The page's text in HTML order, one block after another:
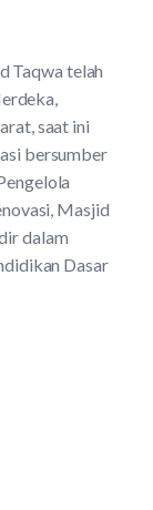
Taqwa telah
saat ini
bersumber
Masjid
dalam
Dasar